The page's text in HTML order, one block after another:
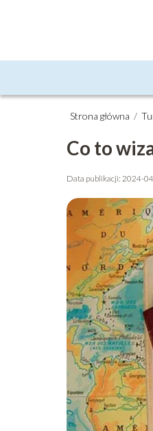
Strona główna /
Co to
Data publikacji: 2024-